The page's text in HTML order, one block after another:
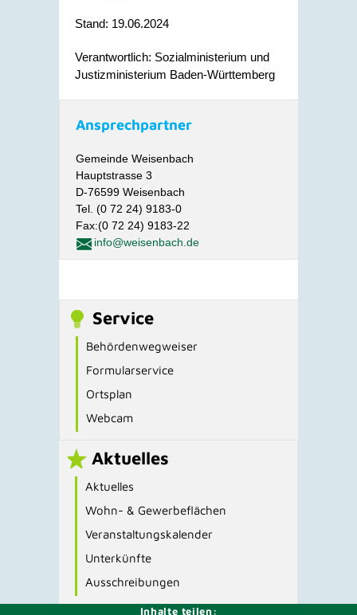
Stand: 19.06.2024
Verantwortlich: Sozialministerium und
Justizministerium Baden-Württemberg
Ansprechpartner
Gemeinde Weisenbach
Hauptstrasse 3
D-76599 Weisenbach
Tel. (0 72 24) 9183-0
Fax:(0 72 24) 9183-22
info@weisenbach.de
Service
Behördenwegweiser
Formularservice
Ortsplan
Webcam
Aktuelles
Aktuelles
Wohn- & Gewerbeflächen
Veranstaltungskalender
Unterkünfte
Ausschreibungen
Inhalte teilen: